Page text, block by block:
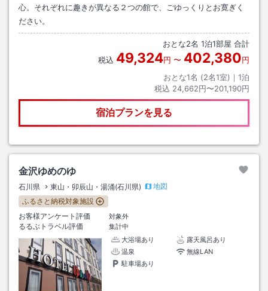
心。それぞれに趣きが異なる２つの館で、ごゆっくりとお寛ぎく
ださい。
おとな2名 1泊1部屋 合計
税込 49,324円 〜 402,380円
おとな1名 (2名1室)｜ 1泊
税込 24,662円〜201,190円
宿泊プランを見る
金沢ゆめのゆ
石川県 東山・卯辰山・湯涌(石川県)
地図
ふるさと納税対象施設
お客様アンケート評価
対象外
るるぶトラベル評価
集計中
大浴場あり
露天風呂あり
温泉
無線LAN
駐車場あり